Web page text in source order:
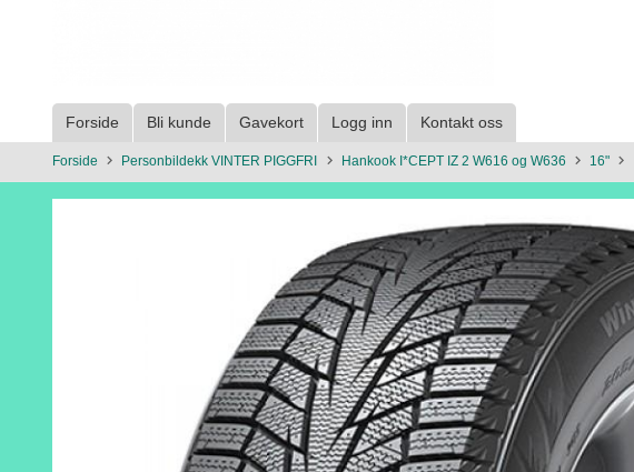
Forside Bli kunde Gavekort Logg inn Kontakt oss
Forside Personbildekk VINTER PIGGFRI Hankook I*CEPT IZ 2 W616 og W636 16"